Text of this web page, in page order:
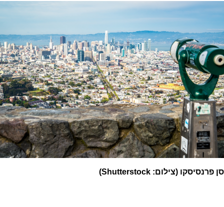
סן פרנסיסקו (צילום: Shutterstock)